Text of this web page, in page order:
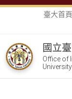
臺大首頁
國立
Office of
University